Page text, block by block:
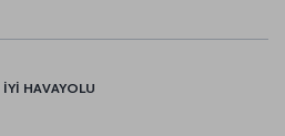
İYİ HAVAYOLU